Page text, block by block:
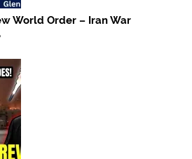
World Order – Iran War